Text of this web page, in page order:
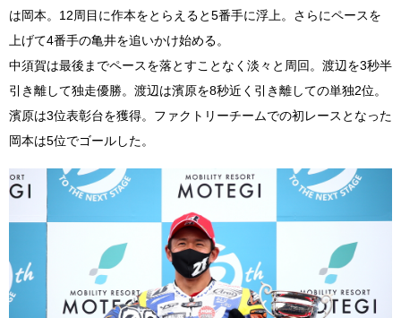
は岡本。12周目に作本をとらえると5番手に浮上。さらにペースを
上げて4番手の亀井を追いかけ始める。
中須賀は最後までペースを落とすことなく淡々と周回。渡辺を3秒半
引き離して独走優勝。渡辺は濱原を8秒近く引き離しての単独2位。
濱原は3位表彰台を獲得。ファクトリーチームでの初レースとなった
岡本は5位でゴールした。